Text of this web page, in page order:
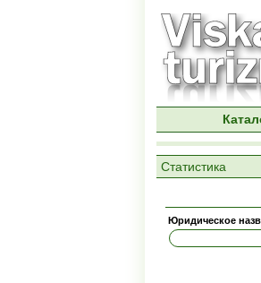
Статистика
Юридическое